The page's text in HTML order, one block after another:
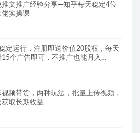
推文推广经验分享—知乎每天稳定4位
佬实操课
定运行，注册即送价值20股权，每天
15个广告即可，不推广也能月入
视频带货，两种玩法，批量上传视频，
获取长期收益